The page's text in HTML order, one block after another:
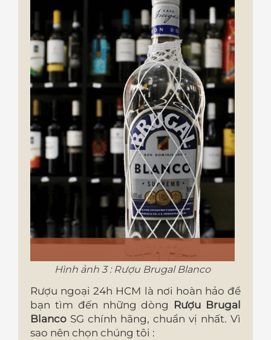
Hình ảnh 3 : Rượu Brugal Blanco
Rượu ngoại 24h HCM là nơi hoàn hảo để
bạn tìm đến những dòng Rượu Brugal
Blanco SG chính hãng, chuẩn vị nhất. Vì
sao nên chọn chúng tôi :